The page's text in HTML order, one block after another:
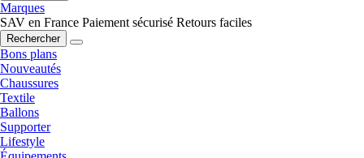
Marques
SAV en France Paiement sécurisé Retours faciles
Rechercher
Bons plans
Nouveautés
Chaussures
Textile
Ballons
Supporter
Lifestyle